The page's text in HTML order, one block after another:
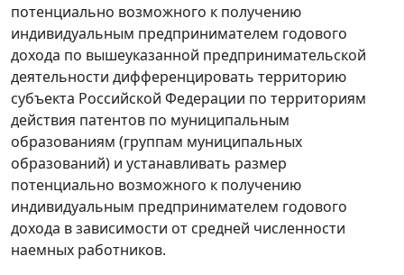
потенциально возможного к получению
индивидуальным предпринимателем годового
дохода по вышеуказанной предпринимательской
деятельности дифференцировать территорию
субъекта Российской Федерации по территориям
действия патентов по муниципальным
образованиям (группам муниципальных
образований) и устанавливать размер
потенциально возможного к получению
индивидуальным предпринимателем годового
дохода в зависимости от средней численности
наемных работников.